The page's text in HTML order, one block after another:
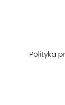
Polityka